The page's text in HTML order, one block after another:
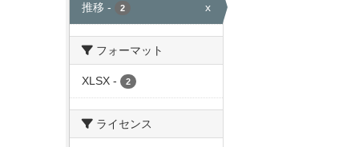
推移 - 2 x
フォーマット
XLSX - 2
ライセンス